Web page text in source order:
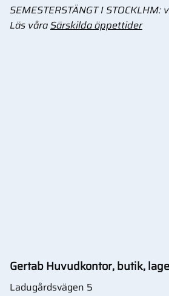
SEMESTERSTÄNGT I
Läs våraSärskilda öppettider
Gertab Huvudkontor, butik,
Ladugårdsvägen 5